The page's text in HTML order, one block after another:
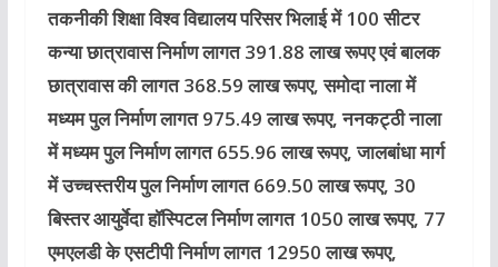
तकनीकी शिक्षा विश्व विद्यालय परिसर भिलाई में 100 सीटर
कन्या छात्रावास निर्माण लागत 391.88 लाख रूपए एवं बालक
छात्रावास की लागत 368.59 लाख रूपए, समोदा नाला में
मध्यम पुल निर्माण लागत 975.49 लाख रूपए, ननकट्ठी नाला
में मध्यम पुल निर्माण लागत 655.96 लाख रूपए, जालबांधा मार्ग
में उच्चस्तरीय पुल निर्माण लागत 669.50 लाख रूपए, 30
बिस्तर आयुर्वेदा हॉस्पिटल निर्माण लागत 1050 लाख रूपए, 77
एमएलडी के एसटीपी निर्माण लागत 12950 लाख रूपए,